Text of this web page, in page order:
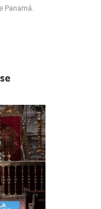
Panamá.